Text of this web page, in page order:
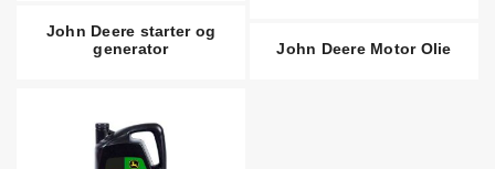
John Deere starter og
generator
John Deere Motor Olie